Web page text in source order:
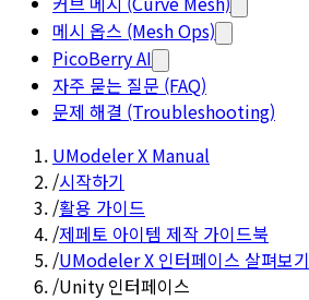
메시 옵스 (Mesh Ops)
PicoBerry AI
자주 묻는 질문 (FAQ)
문제 해결 (Troubleshooting)
UModeler X Manual
/시작하기
/활용 가이드
/제페토 아이템 제작 가이드북
/UModeler X 인터페이스 살펴보기
/Unity 인터페이스